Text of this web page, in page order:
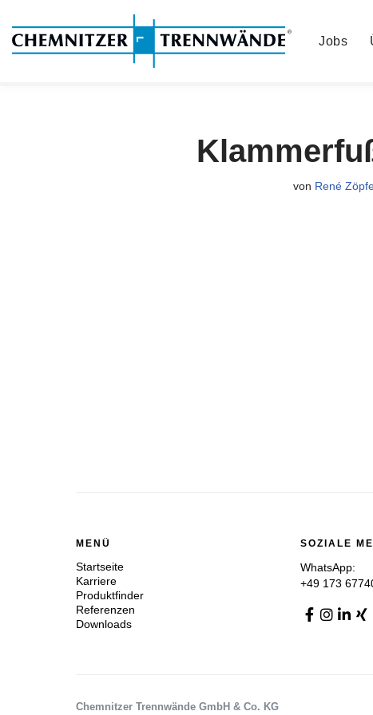
Zum
Jobs
von René
MENÜ
Startseite
Karriere
Produktfinder
Referenzen
Downloads
SOZIALE
WhatsApp:
+49 173
Chemnitzer Trennwände GmbH & Co. KG